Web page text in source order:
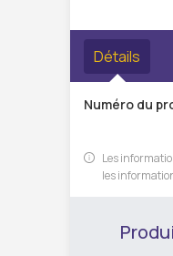
Détails
Numéro du
Les
les